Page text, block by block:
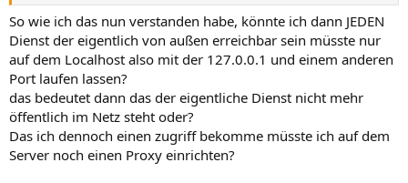
Danach trägst Du im Browser unter Proxy "localhost" bzw.
"127.0.0.1" und den angegebenen Port ein und fertig, sieht dann z.B.
so aus:
Anhang anzeigen 3304
Die Doku zum Parameter "-D" findet Du z.B.hieroder einfach in der
manpage direkt auf dem System.
So wie ich das nun verstanden habe, könnte ich dann JEDEN
Dienst der eigentlich von außen erreichbar sein müsste nur
auf dem Localhost also mit der 127.0.0.1 und einem anderen
Port laufen lassen?
das bedeutet dann das der eigentliche Dienst nicht mehr
öffentlich im Netz steht oder?
Das ich dennoch einen zugriff bekomme müsste ich auf dem
Server noch einen Proxy einrichten?